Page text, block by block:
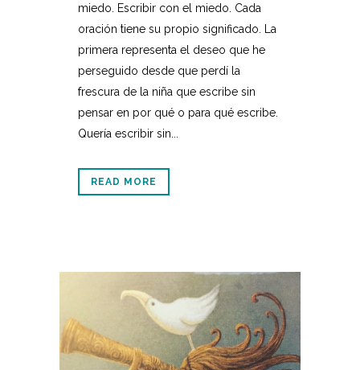
miedo. Escribir con el miedo. Cada
oración tiene su propio significado. La
primera representa el deseo que he
perseguido desde que perdí la
frescura de la niña que escribe sin
pensar en por qué o para qué escribe.
Quería escribir sin...
READ MORE